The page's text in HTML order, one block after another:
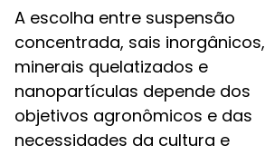
A escolha entre suspensão
concentrada, sais inorgânicos,
minerais quelatizados e
nanopartículas depende dos
objetivos agronômicos e das
necessidades da cultura e